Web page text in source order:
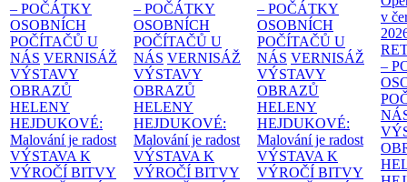
– POČÁTKY
OSOBNÍCH
POČÍTAČŮ U
NÁS VERNISÁŽ
VÝSTAVY
OBRAZŮ
HELENY
HEJDUKOVÉ:
Malování je radost
VÝSTAVA K
VÝROČÍ BITVY
– POČÁTKY
OSOBNÍCH
POČÍTAČŮ U
NÁS VERNISÁŽ
VÝSTAVY
OBRAZŮ
HELENY
HEJDUKOVÉ:
Malování je radost
VÝSTAVA K
VÝROČÍ BITVY
– POČÁTKY
OSOBNÍCH
POČÍTAČŮ U
NÁS VERNISÁŽ
VÝSTAVY
OBRAZŮ
HELENY
HEJDUKOVÉ:
Malování je radost
VÝSTAVA K
VÝROČÍ BITVY
v
–